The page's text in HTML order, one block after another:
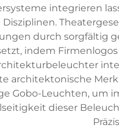
integrieren
durch sorgfältig
indem
architektonische
Gobo-Leuchten, um
dieser